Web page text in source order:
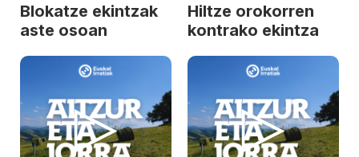
Blokatze ekintzak
aste osoan
Hiltze orokorren
kontrako ekintza